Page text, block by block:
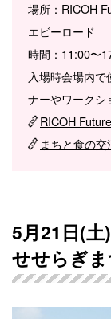
場所：RICOH
エビーロード
時間：11:00〜
入場時会場内
ナーやワークシ
RICOH
まちと食の
5月21日(土
せせらぎ